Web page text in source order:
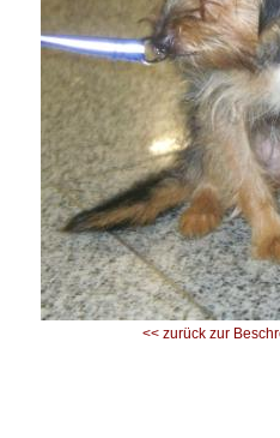
<< zurück zur